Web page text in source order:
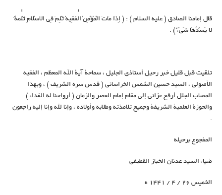
قال إمامنا الصادق ( عليه السلام ) : ( إِذَا مَاتَ الْمُؤْمِنُ الْفَقِيهُ ثُلِمَ فِي الاسْلامِ ثُلْمَةٌ
لا يَسُدُّهَا شَيْ‏ءٌ ) .
تلقيت قبل قليل خبر رحيل أستاذي الجليل ، سماحة آية الله المعظم ، الفقيه
الأصولي ، السيد حسين الشمس الخراساني ( قدس سره الشريف ) ، وبهذا
المصاب الجلل أرفع عزائي إلى مقام إمام العصر والزمان ( أرواحنا له الفداء )
والحوزة العلمية الشريفة وجميع تلامذته وطلابه وأولاده ، وإنا لله وإنا إليه راجعون
.
المفجوع برحيله
ضياء السيد عدنان الخباز القطيفي
الخميس ٢٦ / ٤ / ١٤٤١ ه